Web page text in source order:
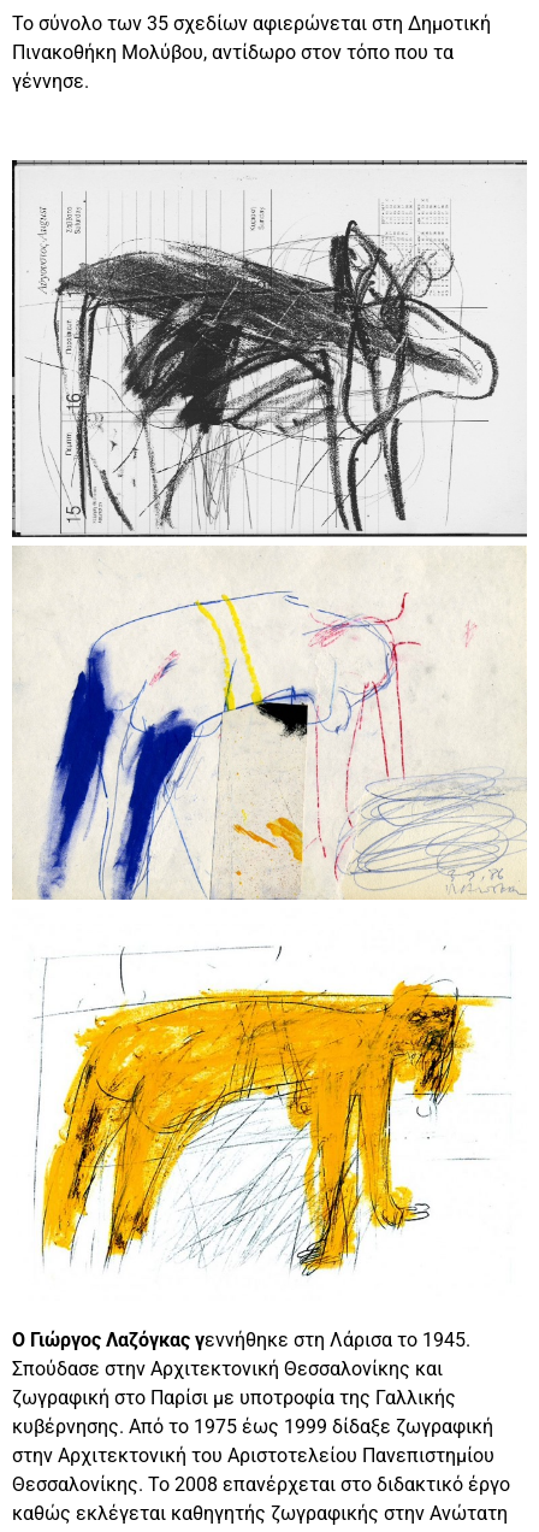
Το σύνολο των 35 σχεδίων αφιερώνεται στη Δημοτική
Πινακοθήκη Μολύβου, αντίδωρο στον τόπο που τα
γέννησε.
Ο Γιώργος Λαζόγκας γεννήθηκε στη Λάρισα το 1945.
Σπούδασε στην Αρχιτεκτονική Θεσσαλονίκης και
ζωγραφική στο Παρίσι με υποτροφία της Γαλλικής
κυβέρνησης. Από το 1975 έως 1999 δίδαξε ζωγραφική
στην Αρχιτεκτονική του Αριστοτελείου Πανεπιστημίου
Θεσσαλονίκης. Το 2008 επανέρχεται στο διδακτικό έργο
καθώς εκλέγεται καθηγητής ζωγραφικής στην Ανώτατη